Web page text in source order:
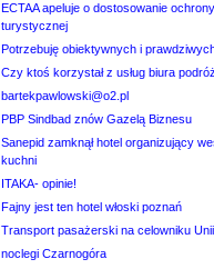
ECTAA apeluje o dostosowanie
turystycznej
Potrzebuję obiektywnych i
Czy ktoś korzystał z usług biura
bartekpawlowski@o2.pl
PBP Sindbad znów Gazelą Biznesu
Sanepid zamknął hotel organizujący
kuchni
ITAKA- opinie!
Fajny jest ten hotel włoski poznań
Transport pasażerski na celowniku Unii
noclegi Czarnogóra